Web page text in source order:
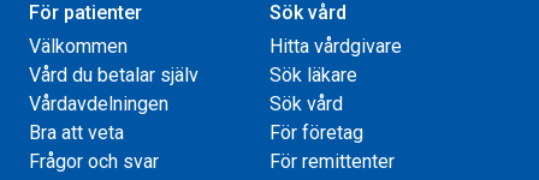
För patienter
Välkommen
Vård du betalar själv
Vårdavdelningen
Bra att veta
Frågor och svar
Sök vård
Hitta vårdgivare
Sök läkare
Sök vård
För företag
För remittenter